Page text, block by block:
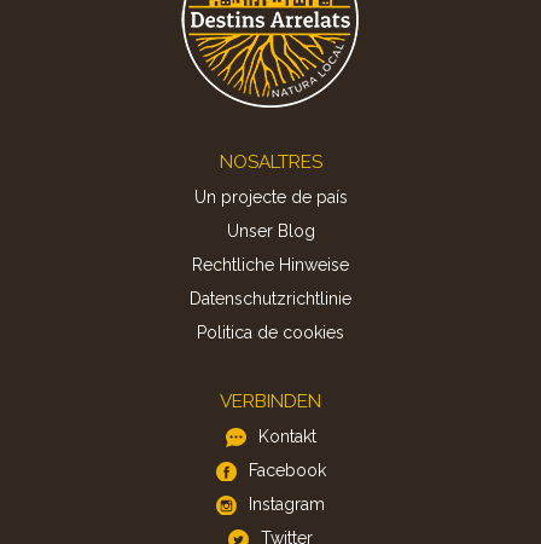
NOSALTRES
Un projecte de país
Unser Blog
Rechtliche Hinweise
Datenschutzrichtlinie
Politica de cookies
VERBINDEN
Kontakt
Facebook
Instagram
Twitter